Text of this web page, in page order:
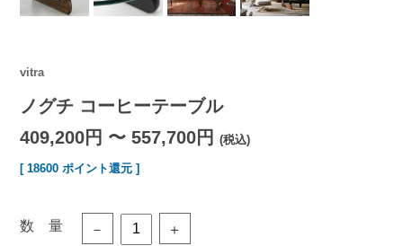
vitra
ノグチ コーヒーテーブル
409,200円 〜 557,700円(税込)
[ 18600 ポイント還元 ]
数 量 － ＋